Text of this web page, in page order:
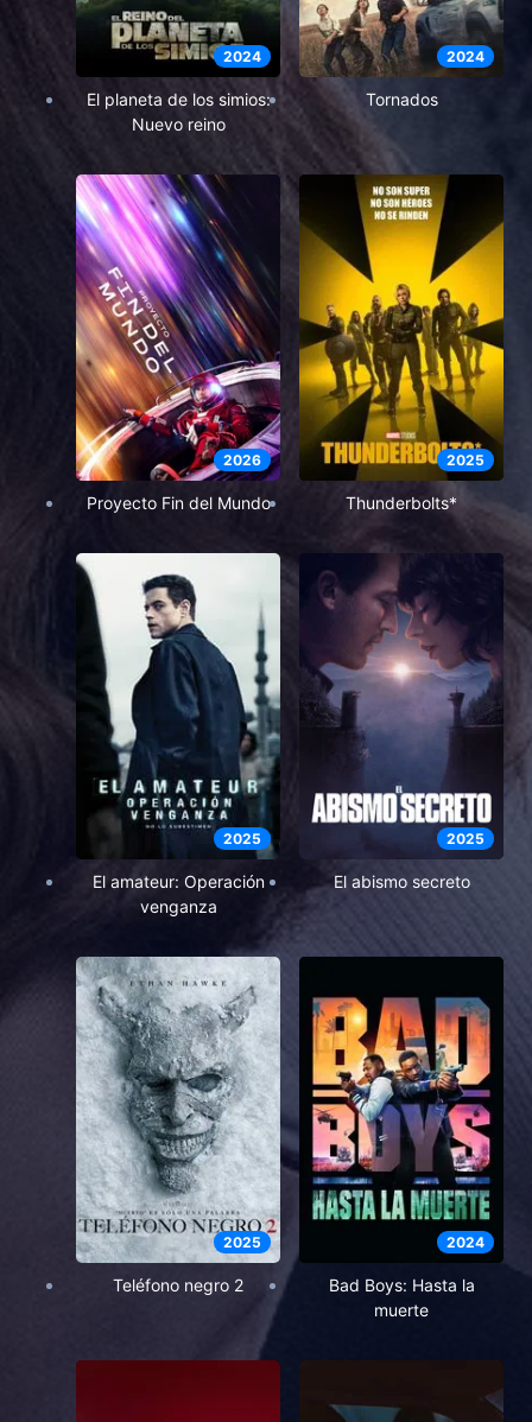
2024
El planeta de los simios:
Nuevo reino
2024
Tornados
2026
Proyecto Fin del Mundo
2025
Thunderbolts*
2025
El amateur: Operación
venganza
2025
El abismo secreto
2025
Teléfono negro 2
2024
Bad Boys: Hasta la
muerte